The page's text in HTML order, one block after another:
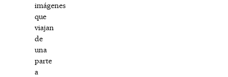
imágenes
que
viajan
de
una
parte
a